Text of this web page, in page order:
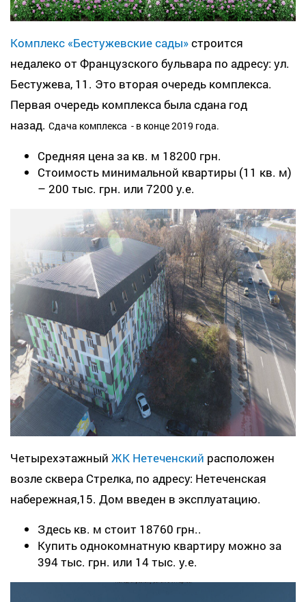
Комплекс «Бестужевские сады»строится
недалеко от Французского бульвара по адресу: ул.
Бестужева, 11. Это вторая очередь комплекса.
Первая очередь комплекса была сдана год
назад. Сдача комплекса - в конце 2019 года.
Средняя цена за кв. м 18200 грн.
Стоимость минимальной квартиры (11 кв. м)
– 200 тыс. грн. или 7200 у.е.
Четырехэтажный ЖК Нетеченский расположен
возле сквера Стрелка, по адресу: Нетеченская
набережная,15. Дом введен в эксплуатацию.
Здесь кв. м стоит 18760 грн..
Купить однокомнатную квартиру можно за
394 тыс. грн. или 14 тыс. у.е.